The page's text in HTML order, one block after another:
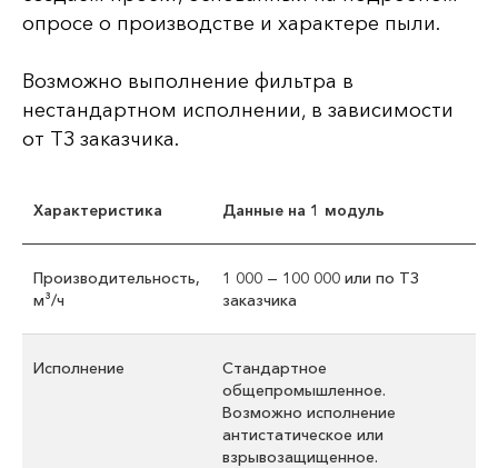
опросе о производстве и характере пыли.
Возможно выполнение фильтра в
нестандартном исполнении, в зависимости
от ТЗ заказчика.
Характеристика Данные на 1 модуль
Производительность,
м³/ч
1 000 — 100 000 или по ТЗ
заказчика
Исполнение
Стандартное
общепромышленное.
Возможно исполнение
антистатическое или
взрывозащищенное.